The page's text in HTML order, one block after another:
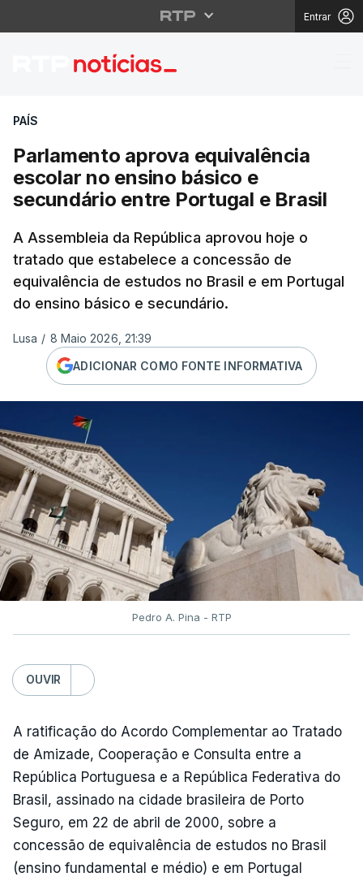
Entrar
Parlamento aprova
PAÍS
Parlamento aprova equivalência
escolar no ensino básico e
secundário entre Portugal e Brasil
A Assembleia da República aprovou hoje o
tratado que estabelece a concessão de
equivalência de estudos no Brasil e em Portugal
do ensino básico e secundário.
Lusa / 8 Maio 2026, 21:39
ADICIONAR COMO FONTE INFORMATIVA
Pedro A. Pina - RTP
OUVIR
A ratificação do Acordo Complementar ao Tratado
de Amizade, Cooperação e Consulta entre a
República Portuguesa e a República Federativa do
Brasil, assinado na cidade brasileira de Porto
Seguro, em 22 de abril de 2000, sobre a
concessão de equivalência de estudos no Brasil
(ensino fundamental e médio) e em Portugal